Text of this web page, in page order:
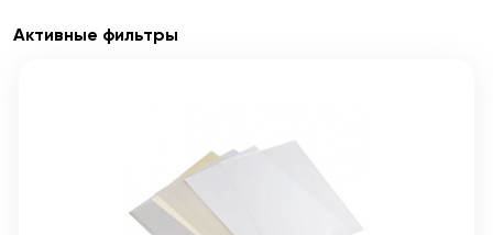
Активные фильтры